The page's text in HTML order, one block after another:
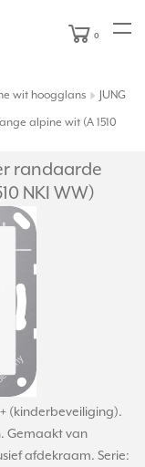
0
wit hoogglans
JUNG
alpine wit (A 1510
randaarde
NKI WW)
(kinderbeveiliging).
Gemaakt van
afdekraam. Serie: